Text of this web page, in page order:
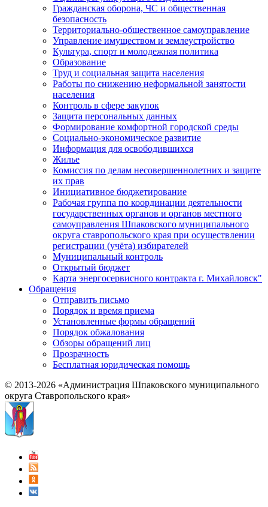
Гражданская оборона, ЧС и общественная
безопасность
Территориально-общественное самоуправление
Управление имуществом и землеустройство
Культура, спорт и молодежная политика
Образование
Труд и социальная защита населения
Работы по снижению неформальной занятости
населения
Контроль в сфере закупок
Защита персональных данных
Формирование комфортной городской среды
Социально-экономическое развитие
Информация для освободившихся
Жилье
Комиссия по делам несовершеннолетних и защите
их прав
Инициативное бюджетирование
Рабочая группа по координации деятельности
государственных органов и органов местного
самоуправления Шпаковского муниципального
округа ставропольского края при осуществлении
регистрации (учёта) избирателей
Муниципальный контроль
Открытый бюджет
Карта энергосервисного контракта г. Михайловск"
Обращения
Отправить письмо
Порядок и время приема
Установленные формы обращений
Порядок обжалования
Обзоры обращений лиц
Прозрачность
Бесплатная юридическая помощь
© 2013-2026 «Администрация Шпаковского муниципального
округа Ставропольского края»